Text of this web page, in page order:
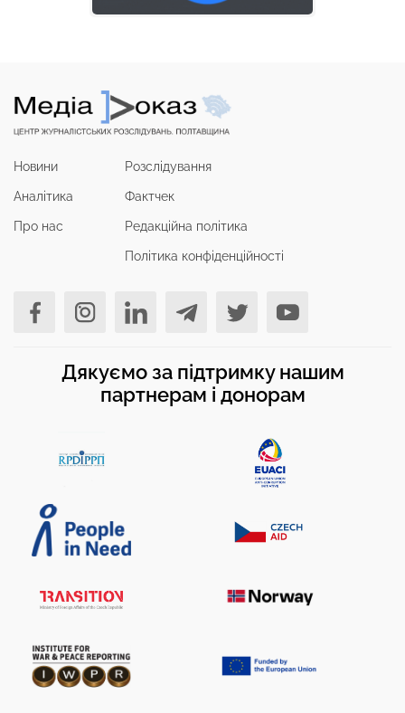
Новини
Аналітика
Про нас
Розслідування
Фактчек
Редакційна політика
Політика конфіденційності
Дякуємо за підтримку нашим
партнерам і донорам